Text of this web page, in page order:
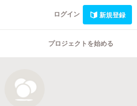
ログイン 新規登録
プロジェクトを始める